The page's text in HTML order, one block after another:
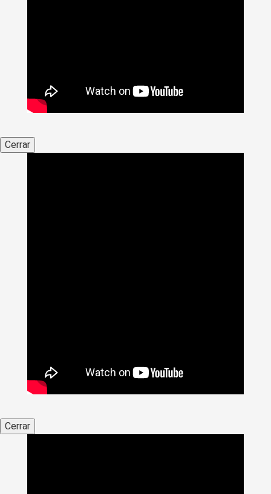
Cerrar
Cerrar